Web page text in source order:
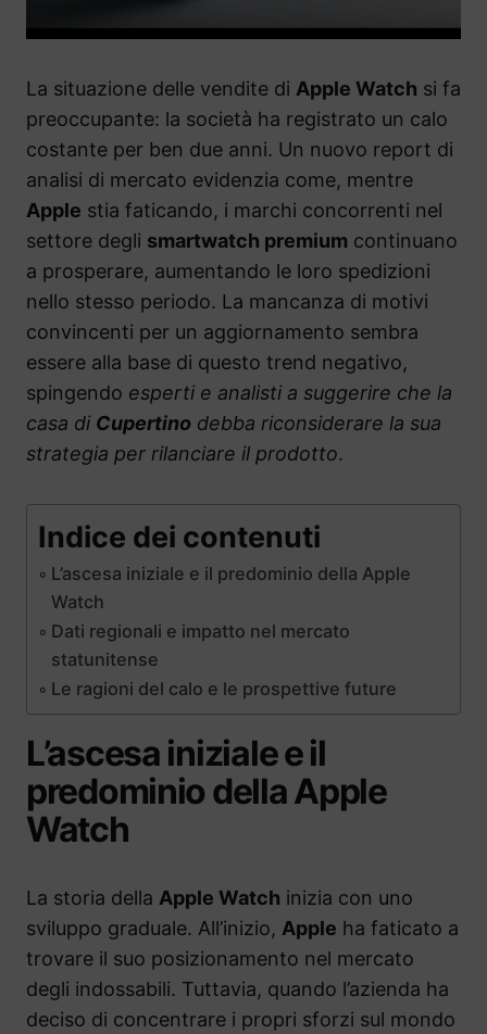
La situazione delle vendite di Apple Watch si fa
preoccupante: la società ha registrato un calo
costante per ben due anni. Un nuovo report di
analisi di mercato evidenzia come, mentre
Apple stia faticando, i marchi concorrenti nel
settore degli smartwatch premium continuano
a prosperare, aumentando le loro spedizioni
nello stesso periodo. La mancanza di motivi
convincenti per un aggiornamento sembra
essere alla base di questo trend negativo,
spingendo esperti e analisti a suggerire che la
casa di Cupertino debba riconsiderare la sua
strategia per rilanciare il prodotto.
Indice dei contenuti
L’ascesa iniziale e il predominio della Apple
Watch
Dati regionali e impatto nel mercato
statunitense
Le ragioni del calo e le prospettive future
L’ascesa iniziale e il
predominio della Apple
Watch
La storia della Apple Watch inizia con uno
sviluppo graduale. All’inizio, Apple ha faticato a
trovare il suo posizionamento nel mercato
degli indossabili. Tuttavia, quando l’azienda ha
deciso di concentrare i propri sforzi sul mondo